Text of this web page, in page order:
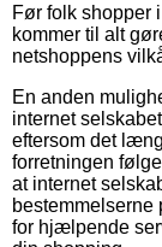
Før folk shopper
kommer til alt
netshoppens
En anden
internet
eftersom det
forretningen
at internet
bestemmelserne
for hjælpende